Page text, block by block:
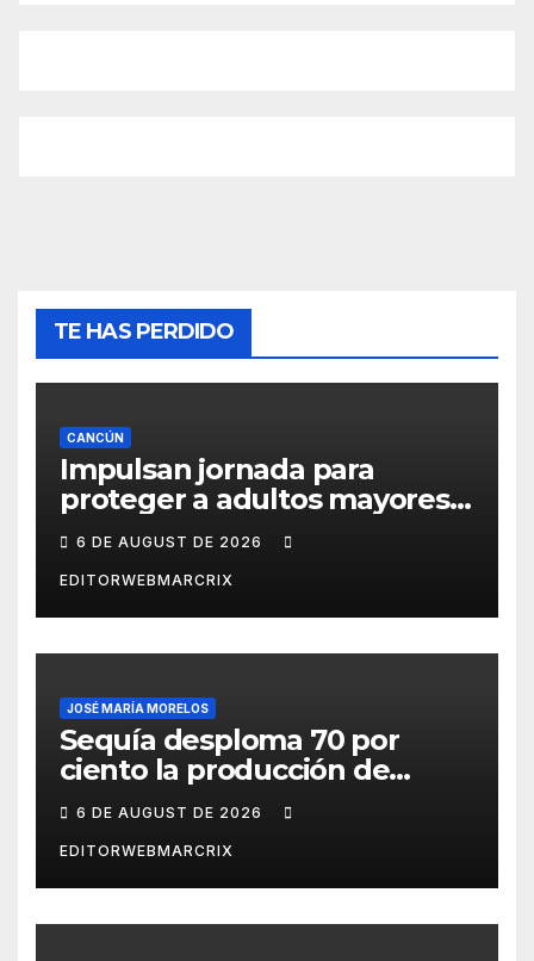
TE HAS PERDIDO
CANCÚN
Impulsan jornada para
proteger a adultos mayores
de fraudes en Cancún
6 DE AUGUST DE 2026
EDITORWEBMARCRIX
JOSÉ MARÍA MORELOS
Sequía desploma 70 por
ciento la producción de
aguacate en Candelaria
6 DE AUGUST DE 2026
EDITORWEBMARCRIX